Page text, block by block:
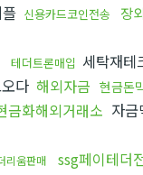
신용카드코인전송 장
테더트론매입 세탁재테
다 해외자금 현금돈
금화해외거래소 자금
리움판매 ssg페이테더